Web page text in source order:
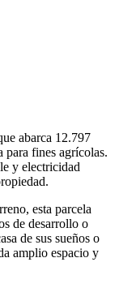
abarca 12.797
para fines agrícolas.
y electricidad
esta parcela
de desarrollo o
de sus sueños o
amplio espacio y